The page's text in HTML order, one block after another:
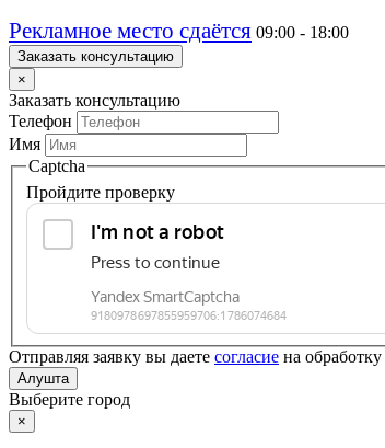
Рекламное место сдаётся 09:00 - 18:00
Заказать консультацию
×
Заказать консультацию
Телефон
Имя
Captcha
Пройдите проверку
Отправляя заявку вы даете согласие на обработку
Алушта
Выберите город
×